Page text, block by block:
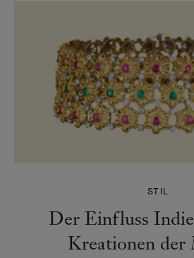
STIL
Der Einfluss
Kreationen der